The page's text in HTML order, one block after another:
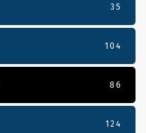
35
104
86
124